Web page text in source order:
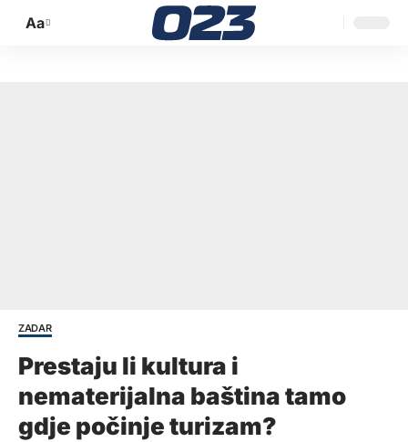
Promijeni
Aa
ZADAR
Prestaju li kultura i
nematerijalna baština tamo
gdje počinje turizam?